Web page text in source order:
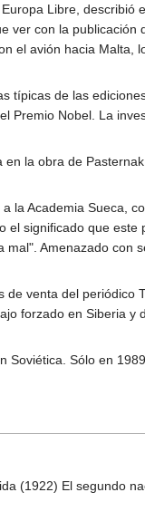
Libre,
con la
el avión hacia
de las
Nobel. La
la obra de
Academia Sueca,
significado que
Amenazado con
venta del periódico
forzado en Siberia
Sólo en
(1922) El segundo